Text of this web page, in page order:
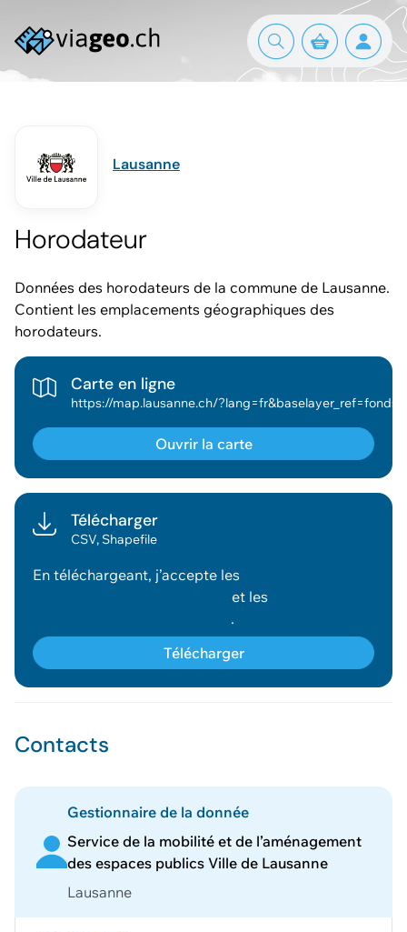
Lausanne
Horodateur
Données des horodateurs de la commune de Lausanne.
Contient les emplacements géographiques des
horodateurs.
Contacts
Gestionnaire de la donnée
Service de la mobilité et de l’aménagement
des espaces publics Ville de Lausanne
Lausanne
Carte en ligne
Ouvrir la carte
Télécharger
CSV, Shapefile
En téléchargeant, j’accepte les
et les
.
Télécharger